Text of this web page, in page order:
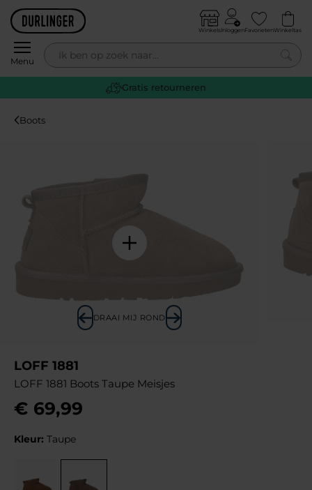
Skip to content
Menu
WinkelsInloggenFavorietenWinkeltas
0
Gratis retourneren
Boots
DRAAI MIJ ROND
LOFF 1881
LOFF 1881 Boots Taupe Meisjes
€ 69,99
Kleur: Taupe